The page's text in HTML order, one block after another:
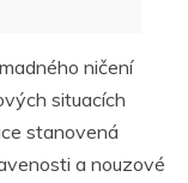
ničení
situacích
stanovená
a nouzové